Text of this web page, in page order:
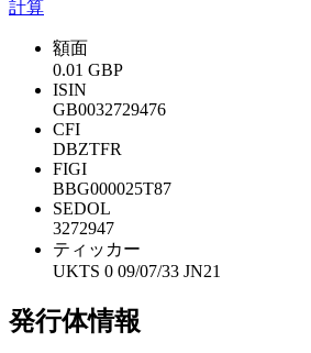
計算
額面
0.01 GBP
ISIN
GB0032729476
CFI
DBZTFR
FIGI
BBG000025T87
SEDOL
3272947
ティッカー
UKTS 0 09/07/33 JN21
発行体情報